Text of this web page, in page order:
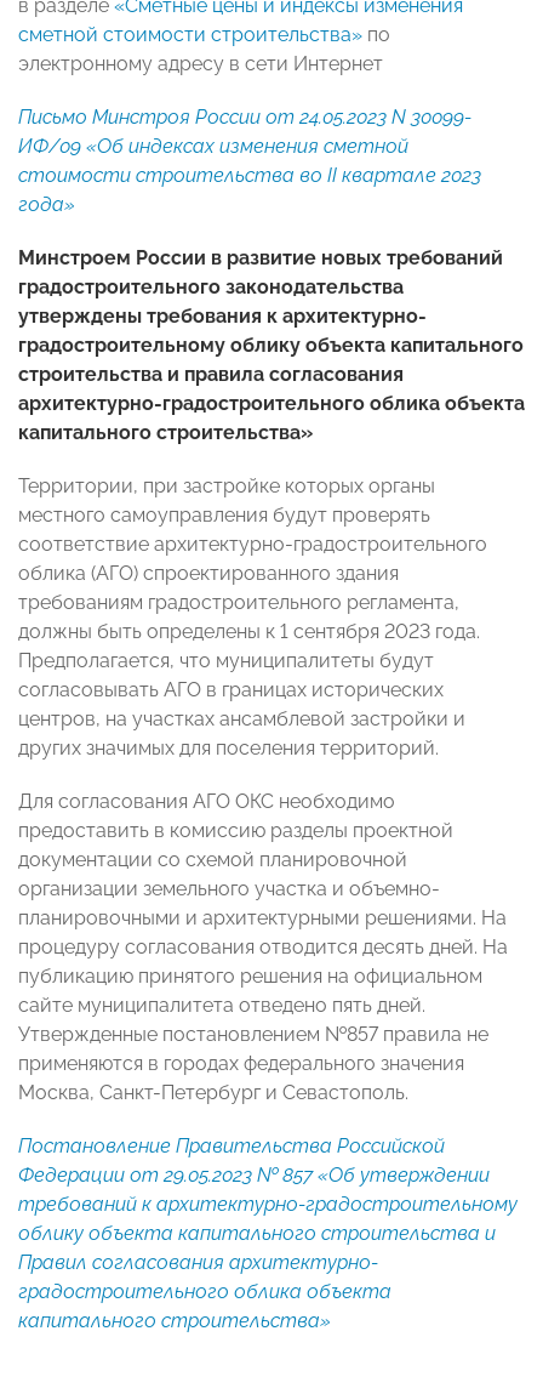
в разделе «Сметные цены и индексы изменения
сметной стоимости строительства» по
электронному адресу в сети Интернет
Письмо Минстроя России от 24.05.2023 N 30099-
ИФ/09 «Об индексах изменения сметной
стоимости строительства во II квартале 2023
года»
Минстроем России в развитие новых требований
градостроительного законодательства
утверждены требования к архитектурно-
градостроительному облику объекта капитального
строительства и правила согласования
архитектурно-градостроительного облика объекта
капитального строительства»
Территории, при застройке которых органы
местного самоуправления будут проверять
соответствие архитектурно-градостроительного
облика (АГО) спроектированного здания
требованиям градостроительного регламента,
должны быть определены к 1 сентября 2023 года.
Предполагается, что муниципалитеты будут
согласовывать АГО в границах исторических
центров, на участках ансамблевой застройки и
других значимых для поселения территорий.
Для согласования АГО ОКС необходимо
предоставить в комиссию разделы проектной
документации со схемой планировочной
организации земельного участка и объемно-
планировочными и архитектурными решениями. На
процедуру согласования отводится десять дней. На
публикацию принятого решения на официальном
сайте муниципалитета отведено пять дней.
Утвержденные постановлением №857 правила не
применяются в городах федерального значения
Москва, Санкт-Петербург и Севастополь.
Постановление Правительства Российской
Федерации от 29.05.2023 № 857 «Об утверждении
требований к архитектурно-градостроительному
облику объекта капитального строительства и
Правил согласования архитектурно-
градостроительного облика объекта
капитального строительства»